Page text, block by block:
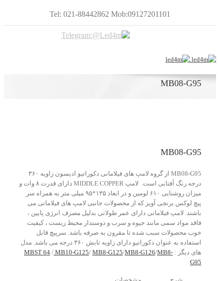
Tel: 021-88442862 Mob:09127201101
MB08-G95
MB08-G95
MB08-G95 از گروه لامپ های فیلامانی دکوراتیو ادیسون زاویه ۳۶۰
درجه رنگ آفتابی است. لامپ MIDDLE COPPER دارای قدرت ۸ وات و
میزان روشنایی ۶۱۰ لومین و در ابعاد ۱۳۵*۹۵ میلی متر به همراه سر
پیچ لوکس برنجی آویز که از محصولات جانبی لامپ های فیلامانی می
باشند. لامپ فیلامانی دارای عمر طولانی بدلیل مصرف انرژی پایین ،
فاقد مواد سمی مانند جیوه و سرب و دوستدار محیط زیست ، کیفیت
خوب محصولات سبب شده تا مقرون به صرفه باشد. سرپیچ قابل
استفاده به عنوان دکوراتیو دارای زاویه تابش ۳۶۰ درجه می باشد. مدل
های دیگر :
MBST 64 / MB10-G125/ MB8-G125/MB8-G126/MB8-
G95